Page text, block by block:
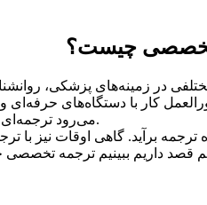
چیست؟
در زمینه‌های پزشکی،
کار با دستگاه‌های حرفه‌ای
می‌رود ترجمه‌ای بی‌عیب‌ و نقص از زبان انگلیسی به فارسی یا فارسی به انگلیسی ارائه کند.
برآید. گاهی اوقات نیز با